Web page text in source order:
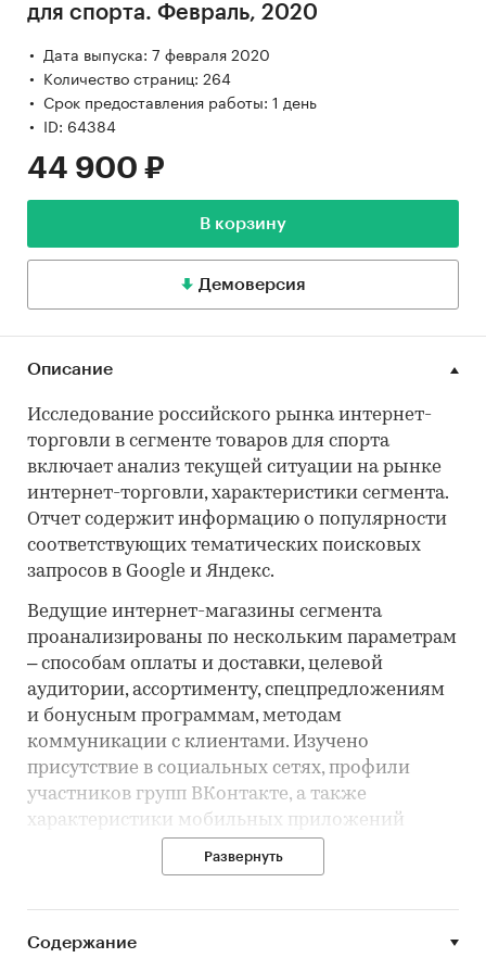
для спорта. Февраль, 2020
Дата выпуска: 7 февраля 2020
Количество страниц: 264
Срок предоставления работы: 1 день
ID: 64384
44 900 ₽
В корзину
Демоверсия
Описание
Исследование российского рынка интернет-
торговли в сегменте товаров для спорта
включает анализ текущей ситуации на рынке
интернет-торговли, характеристики сегмента.
Отчет содержит информацию о популярности
соответствующих тематических поисковых
запросов в Google и Яндекс.
Ведущие интернет-магазины сегмента
проанализированы по нескольким параметрам
– способам оплаты и доставки, целевой
аудитории, ассортименту, спецпредложениям
и бонусным программам, методам
коммуникации с клиентами. Изучено
присутствие в социальных сетях, профили
участников групп ВКонтакте, а также
характеристики мобильных приложений
подробную информацию об ассортименте,
способах доставки и оплаты, программах
Развернуть
Содержание